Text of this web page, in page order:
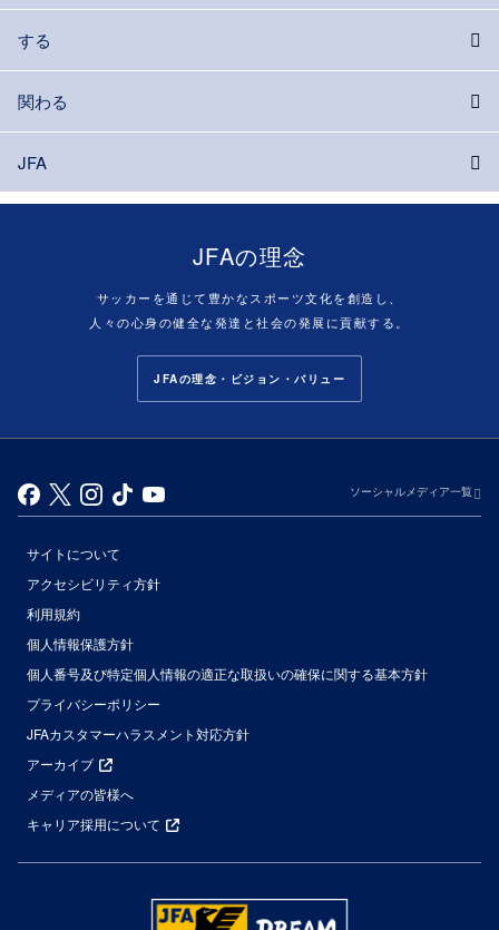
する
関わる
JFA
JFAの理念
サッカーを通じて豊かなスポーツ文化を創造し、
人々の心身の健全な発達と社会の発展に貢献する。
JFAの理念・ビジョン・バリュー
ソーシャルメディア一覧
サイトについて
アクセシビリティ方針
利用規約
個人情報保護方針
個人番号及び特定個人情報の適正な取扱いの確保に関する基本方針
プライバシーポリシー
JFAカスタマーハラスメント対応方針
アーカイブ
メディアの皆様へ
キャリア採用について